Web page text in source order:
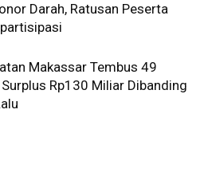
Darah, Ratusan Peserta
Makassar Tembus 49
Surplus Rp130 Miliar Dibanding